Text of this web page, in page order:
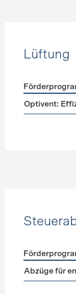
Lüftung
Optivent:
Abzüge für